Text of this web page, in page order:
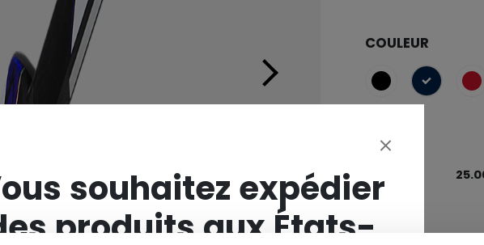
souhaitez expédier
produits aux États-
COULEUR
TAILLE
CÔTÉ